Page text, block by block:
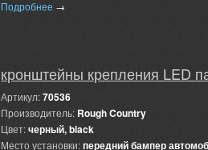
Подробнее →
кронштейны крепления LED
Артикул:70536
Производитель: Rough Country
Цвет:черный, black
Место установки:передний бампер